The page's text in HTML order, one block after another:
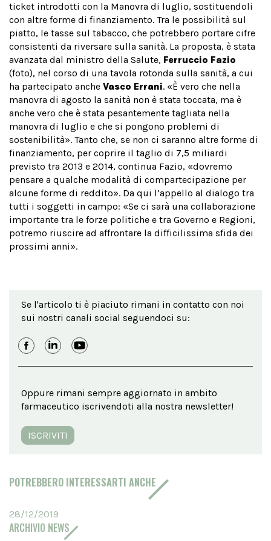
ticket introdotti con la Manovra di luglio, sostituendoli
con altre forme di finanziamento. Tra le possibilità sul
piatto, le tasse sul tabacco, che potrebbero portare cifre
consistenti da riversare sulla sanità. La proposta, è stata
avanzata dal ministro della Salute, Ferruccio Fazio
(foto), nel corso di una tavola rotonda sulla sanità, a cui
ha partecipato anche Vasco Errani. «È vero che nella
manovra di agosto la sanità non è stata toccata, ma è
anche vero che è stata pesantemente tagliata nella
manovra di luglio e che si pongono problemi di
sostenibilità». Tanto che, se non ci saranno altre forme di
finanziamento, per coprire il taglio di 7,5 miliardi
previsto tra 2013 e 2014, continua Fazio, «dovremo
pensare a qualche modalità di compartecipazione per
alcune forme di reddito». Da qui l’appello al dialogo tra
tutti i soggetti in campo: «Se ci sarà una collaborazione
importante tra le forze politiche e tra Governo e Regioni,
potremo riuscire ad affrontare la difficilissima sfida dei
prossimi anni».
Se l'articolo ti è piaciuto rimani in contatto con noi
sui nostri canali social seguendoci su:
Oppure rimani sempre aggiornato in ambito
farmaceutico iscrivendoti alla nostra newsletter!
ISCRIVITI
POTREBBERO INTERESSARTI ANCHE
28/12/2019
ARCHIVIO NEWS